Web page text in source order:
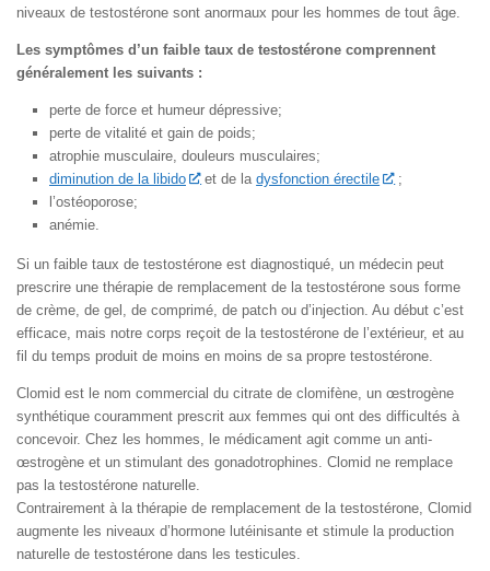
niveaux de testostérone sont anormaux pour les hommes de tout âge.
Les symptômes d’un faible taux de testostérone comprennent
généralement les suivants :
perte de force et humeur dépressive;
perte de vitalité et gain de poids;
atrophie musculaire, douleurs musculaires;
diminution de la libido
et de ladysfonction érectile
;
l’ostéoporose;
anémie.
Si un faible taux de testostérone est diagnostiqué, un médecin peut
prescrire une thérapie de remplacement de la testostérone sous forme
de crème, de gel, de comprimé, de patch ou d’injection. Au début c’est
efficace, mais notre corps reçoit de la testostérone de l’extérieur, et au
fil du temps produit de moins en moins de sa propre testostérone.
Clomid est le nom commercial du citrate de clomifène, un œstrogène
synthétique couramment prescrit aux femmes qui ont des difficultés à
concevoir. Chez les hommes, le médicament agit comme un anti-
œstrogène et un stimulant des gonadotrophines. Clomid ne remplace
pas la testostérone naturelle.
Contrairement à la thérapie de remplacement de la testostérone, Clomid
augmente les niveaux d’hormone lutéinisante et stimule la production
naturelle de testostérone dans les testicules.